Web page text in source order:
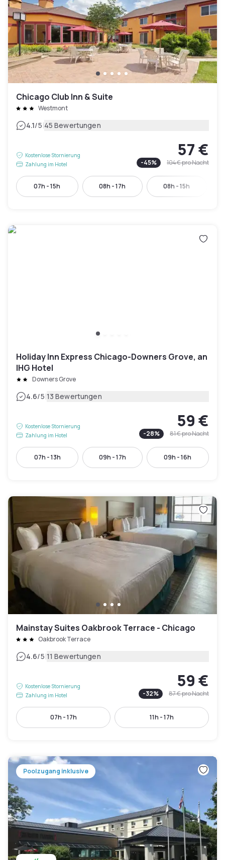
Chicago Club Inn & Suite
Westmont
4.1/5|45 Bewertungen
Kostenlose Stornierung
Zahlung im Hotel
57 €
-45% 104 €pro Nacht
07h - 15h 08h - 17h 08h - 15h
Holiday Inn Express Chicago-Downers Grove, an
IHG Hotel
Downers Grove
4.6/5|13 Bewertungen
Kostenlose Stornierung
Zahlung im Hotel
59 €
-28% 81 €pro Nacht
07h - 13h 09h - 17h 09h - 16h
Mainstay Suites Oakbrook Terrace - Chicago
Oakbrook Terrace
4.6/5|11 Bewertungen
Kostenlose Stornierung
Zahlung im Hotel
59 €
-32% 87 €pro Nacht
07h - 17h 11h - 17h
Poolzugang inklusive